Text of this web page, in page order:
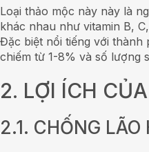
Loại thảo mộc này này là
khác nhau như vitamin B,
Đặc biệt nổi tiếng với thành
chiếm từ 1-8% và số lượng
2. LỢI ÍCH
2.1. CHỐNG LÃO